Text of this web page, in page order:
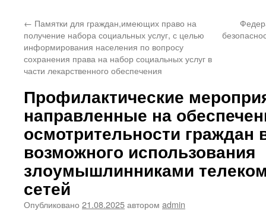
← Памятки для граждан,имеющих право на
получение набора социальных услуг, с целью
информирования населения по вопросу
сохранения права на набор социальных услуг в
части лекарственного обеспечения
Профилактические
направленные на
осмотрительности граждан
возможного использования
злоумышлинниками
сетей
Опубликовано 21.08.2025автором admin